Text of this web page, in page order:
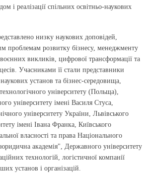
і реалізації спільних освітньо-наукових
низку наукових доповідей,
проблемам розвитку бізнесу, менеджменту
викликів, цифрової трансформації та
Учасниками її стали представники
установ та бізнес-середовища,
університету (Польща),
університету імені Василя Стуса,
університету України, Львівського
імені Івана Франка, Київського
власності та права Національного
академія", Державного університету
технологій, логістичної компанії
установ і організацій.